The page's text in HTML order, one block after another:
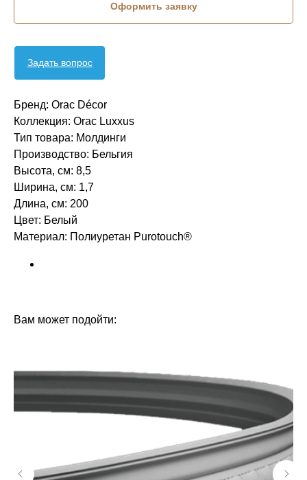
Оформить заявку
Задать вопрос
Бренд: Orac Décor
Коллекция: Orac Luxxus
Тип товара: Молдинги
Производство: Бельгия
Высота, см: 8,5
Ширина, см: 1,7
Длина, см: 200
Цвет: Белый
Материал: Полиуретан Purotouch®
Вам может подойти: